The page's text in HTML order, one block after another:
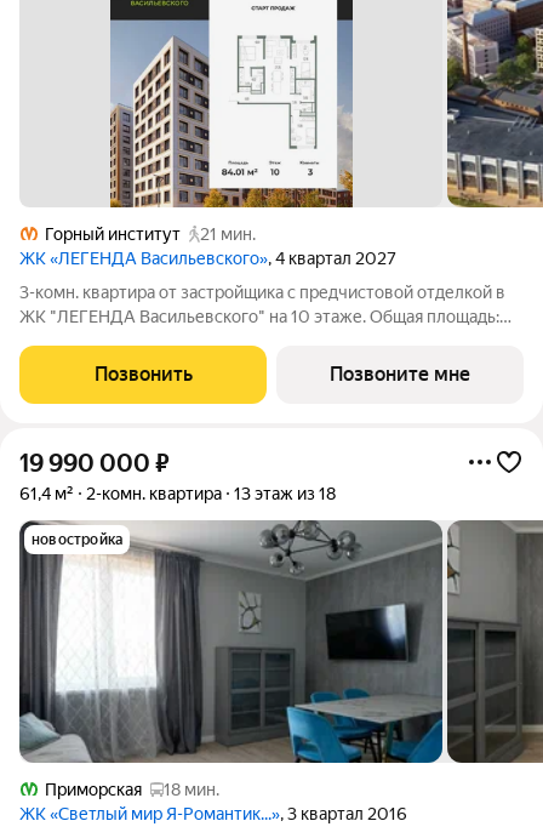
Горный институт
21 мин.
ЖК «ЛЕГЕНДА Васильевского», 4 квартал 2027
3-комн. квартира от застройщика с предчистовой отделкой в
ЖК "ЛЕГЕНДА Васильевского" на 10 этаже. Общая площадь:
столовой: 27.26 кв.м. Квартира - распашонка, без проходных
комнат, окна выходят
Позвонить Позвоните мне
19 990 000 ₽
61,4 м² 2-комн. квартира 13 этаж из 18
новостройка
Приморская
18 мин.
ЖК «Светлый мир Я-Романтик...», 3 квартал 2016